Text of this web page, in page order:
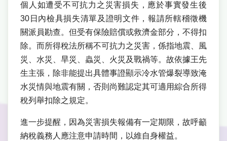
個人如遭受不可抗力之災害損失，應於事實發生後
30日內檢具損失清單及證明文件，報請所轄稽徵機
關派員勘查。但受有保險賠償或救濟金部分，不得扣
除。而所得稅法所稱不可抗力之災害，係指地震、風
災、水災、旱災、蟲災、火災及戰禍等。故依據王先
生主張，除非能提出具體事證顯示冷水管爆裂導致淹
水災情與地震有關，否則尚難認定其可適用綜合所得
稅列舉扣除之規定。
進一步提醒，因為災害損失報備有一定期限，故呼籲
納稅義務人應注意申請時間，以維自身權益。